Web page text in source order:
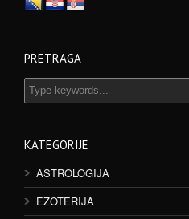
PRETRAGA
KATEGORIJE
ASTROLOGIJA
EZOTERIJA